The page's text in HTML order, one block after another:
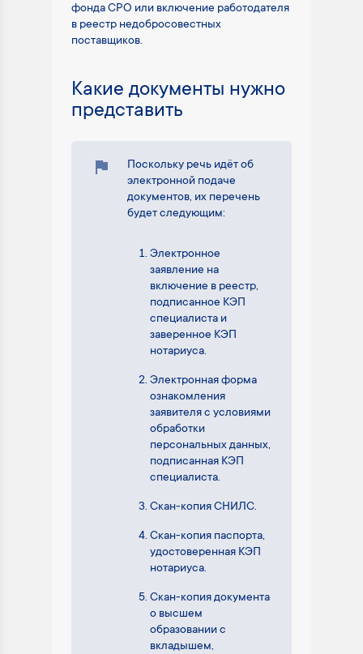
фонда СРО или включение работодателя
в реестр недобросовестных
поставщиков.
Какие документы нужно
представить
Поскольку речь идёт об
электронной подаче
документов, их перечень
будет следующим:
Электронное
заявление на
включение в реестр,
подписанное КЭП
специалиста и
заверенное КЭП
нотариуса.
Электронная форма
ознакомления
заявителя с условиями
обработки
персональных данных,
подписанная КЭП
специалиста.
Скан-копия СНИЛС.
Скан-копия паспорта,
удостоверенная КЭП
нотариуса.
Скан-копия документа
о высшем
образовании с
вкладышем,